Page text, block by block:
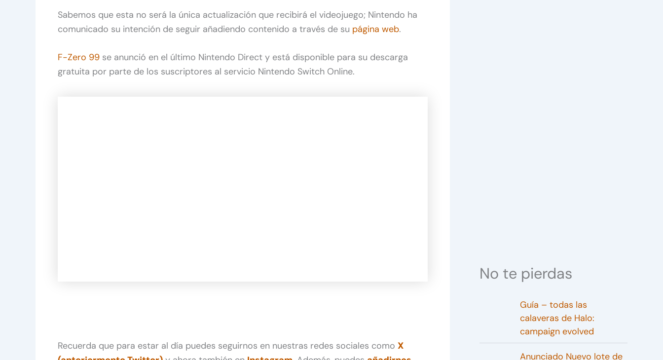
Sabemos que esta no será la única actualización que recibirá el videojuego; Nintendo ha
comunicado su intención de seguir añadiendo contenido a través de su página web.
F-Zero 99 se anunció en el último Nintendo Direct y está disponible para su descarga
gratuita por parte de los suscriptores al servicio Nintendo Switch Online.
Recuerda que para estar al día puedes seguirnos en nuestras redes sociales como X
No te pierdas
Guía – todas las
calaveras de Halo:
campaign evolved
Anunciado Nuevo lote de